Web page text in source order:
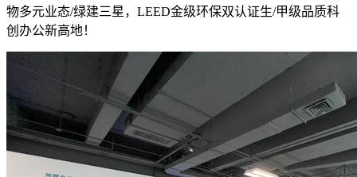
物多元业态/绿建三星，LEED金级环保双认证生/甲级品质科
创办公新高地！